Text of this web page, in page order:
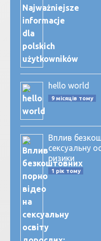
hello world
9 місяців тому
Вплив
сексуальну
ризики
1 рік тому